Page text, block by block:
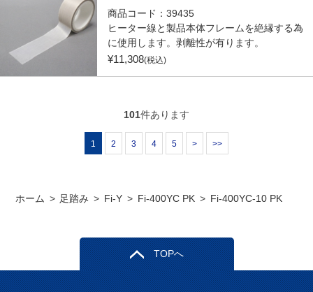
商品コード： 39435
ヒーター線と製品本体フレームを絶縁する為
に使用します。剥離性が有ります。
¥11,308(税込)
101件あります
1 2 3 4 5 > >>
ホーム > 足踏み > Fi-Y > Fi-400YC PK > Fi-400YC-10 PK
TOPへ